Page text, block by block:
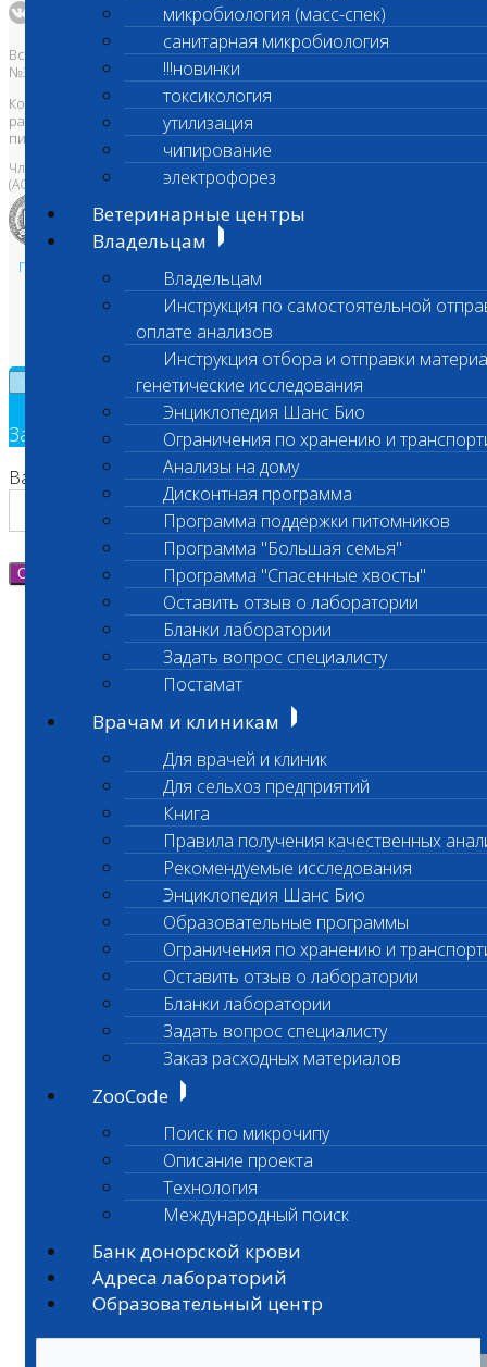
микробиология (масс-спек)
санитарная микробиология
!!!новинки
токсикология
утилизация
чипирование
электрофорез
Ветеринарные центры
Владельцам
Владельцам
Инструкция по самостоятельной
оплате анализов
Инструкция отбора и отправки
генетические исследования
Энциклопедия Шанс Био
Ограничения по хранению и
Анализы на дому
Дисконтная программа
Программа поддержки питомников
Программа "Большая семья"
Программа "Спасенные хвосты"
Оставить отзыв о лаборатории
Бланки лаборатории
Задать вопрос специалисту
Постамат
Врачам и клиникам
Для врачей и клиник
Для сельхоз предприятий
Книга
Правила получения качественных
Рекомендуемые исследования
Энциклопедия Шанс Био
Образовательные программы
Ограничения по хранению и
Оставить отзыв о лаборатории
Бланки лаборатории
Задать вопрос специалисту
Заказ расходных материалов
ZooCode
Поиск по микрочипу
Описание проекта
Технология
Международный поиск
Банк донорской крови
Адреса лабораторий
Образовательный центр
Все права защищены и охраняются законом. Товарный знак
№395740 от 2008 г. ООО "ШАНС БИО"
Копирование, тиражирование, а также использование материалов,
размещенных на сайтеwww.vetlab.ru
письменного разрешения Правообладателя
Член Национальной ветеринарной палаты
(АСРО НВП)
Политика в области персональных данных и конфиденциальности
Пользовательское соглашение
Техническая поддержка
Заявка на обратный звонок
Ваш номер телефона
Отправить